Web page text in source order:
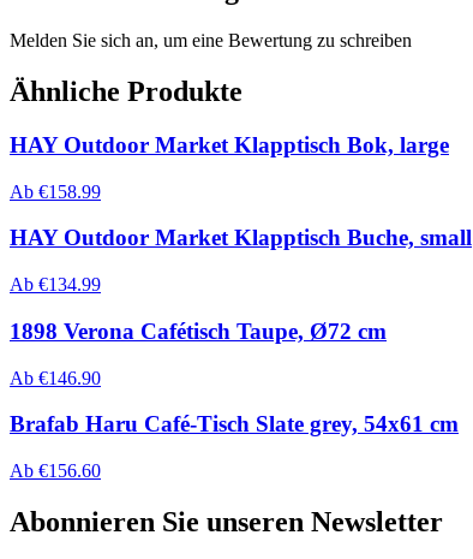
Melden Sie sich an, um eine Bewertung zu schreiben
Ähnliche Produkte
HAY Outdoor Market Klapptisch Bok, large
Ab €158.99
HAY Outdoor Market Klapptisch Buche, small
Ab €134.99
1898 Verona Cafétisch Taupe, Ø72 cm
Ab €146.90
Brafab Haru Café-Tisch Slate grey, 54x61 cm
Ab €156.60
Abonnieren Sie unseren Newsletter